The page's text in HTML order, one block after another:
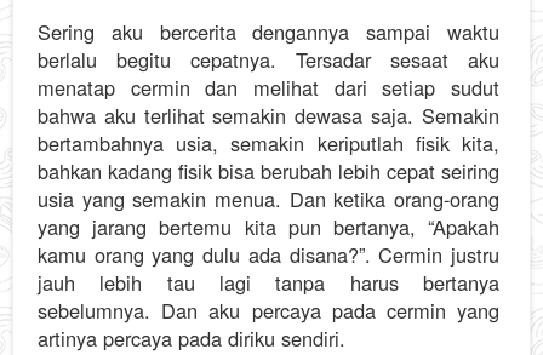
Sering aku bercerita dengannya sampai waktu
berlalu begitu cepatnya. Tersadar sesaat aku
menatap cermin dan melihat dari setiap sudut
bahwa aku terlihat semakin dewasa saja. Semakin
bertambahnya usia, semakin keriputlah fisik kita,
bahkan kadang fisik bisa berubah lebih cepat seiring
usia yang semakin menua. Dan ketika orang-orang
yang jarang bertemu kita pun bertanya, “Apakah
kamu orang yang dulu ada disana?”. Cermin justru
jauh lebih tau lagi tanpa harus bertanya
sebelumnya. Dan aku percaya pada cermin yang
artinya percaya pada diriku sendiri.